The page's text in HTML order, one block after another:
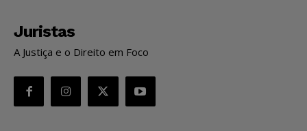
Juristas
A Justiça e o Direito em Foco